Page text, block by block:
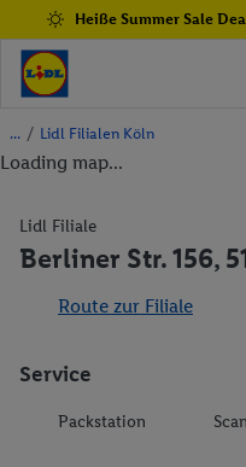
Heiße Summer Sale
/ Lidl Filialen Köln
Loading map...
Lidl Filiale
Berliner Str. 156,
Route zur Filiale
Service
Packstation